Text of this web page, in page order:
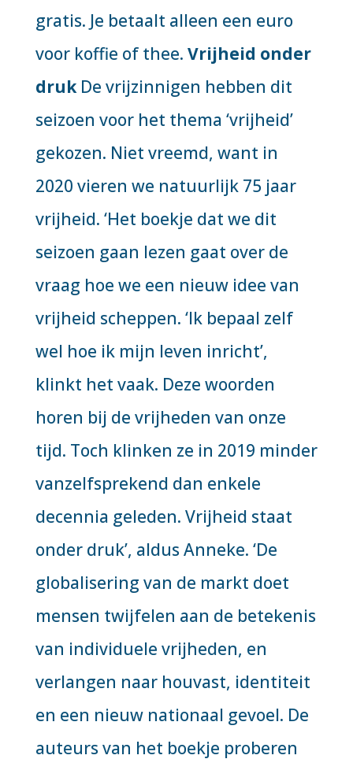
gratis. Je betaalt alleen een euro
voor koffie of thee. Vrijheid onder
drukDe vrijzinnigen hebben dit
seizoen voor het thema ‘vrijheid’
gekozen. Niet vreemd, want in
2020 vieren we natuurlijk 75 jaar
vrijheid. ‘Het boekje dat we dit
seizoen gaan lezen gaat over de
vraag hoe we een nieuw idee van
vrijheid scheppen. ‘Ik bepaal zelf
wel hoe ik mijn leven inricht’,
klinkt het vaak. Deze woorden
horen bij de vrijheden van onze
tijd. Toch klinken ze in 2019 minder
vanzelfsprekend dan enkele
decennia geleden. Vrijheid staat
onder druk’, aldus Anneke. ‘De
globalisering van de markt doet
mensen twijfelen aan de betekenis
van individuele vrijheden, en
verlangen naar houvast, identiteit
en een nieuw nationaal gevoel. De
auteurs van het boekje proberen